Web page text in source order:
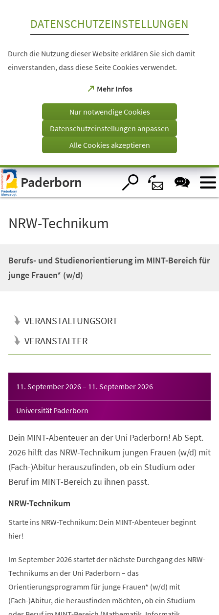
Visuelle
Assistenzsoftware
öffnen.
DATENSCHUTZEINSTELLUNGEN
Durch die Nutzung dieser Website erklären Sie sich damit
einverstanden, dass diese Seite Cookies verwendet.
Mehr Infos
(Öffnet
einem
Tab)
Nur notwendige Cookies
Datenschutzeinstellungen anpassen
Alle Cookies akzeptieren
Paderborn
NRW-Technikum
Berufs- und Studienorientierung im MINT-Bereich für
junge Frauen* (w/d)
VERANSTALTUNGSORT
VERANSTALTER
11. September 2026– 11. September 2026
Universität Paderborn
Dein MINT-Abenteuer an der Uni Paderborn! Ab Sept.
2026 hilft das NRW-Technikum jungen Frauen (w/d) mit
(Fach-)Abitur herauszufinden, ob ein Studium oder
Beruf im MINT-Bereich zu ihnen passt.
NRW-Technikum
Starte ins NRW-Technikum: Dein MINT-Abenteuer beginnt
hier!
Im September 2026 startet der nächste Durchgang des NRW-
Technikums an der Uni Paderborn – das
Orientierungsprogramm für junge Frauen* (w/d) mit
(Fach-)Abitur, die herausfinden möchten, ob ein Studium